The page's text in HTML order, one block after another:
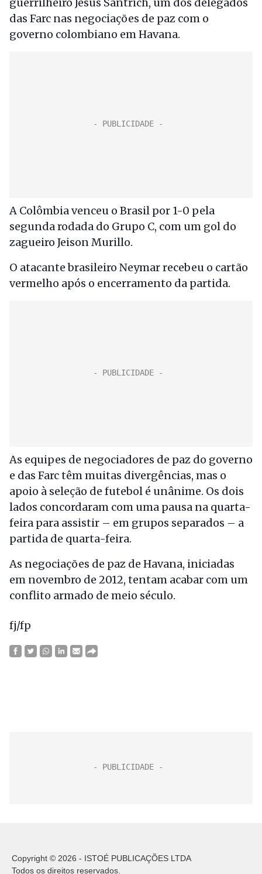
das Farc nas negociações de paz com o
governo colombiano em Havana.
A Colômbia venceu o Brasil por 1-0 pela
segunda rodada do Grupo C, com um gol do
zagueiro Jeison Murillo.
O atacante brasileiro Neymar recebeu o cartão
vermelho após o encerramento da partida.
As equipes de negociadores de paz do governo
e das Farc têm muitas divergências, mas o
apoio à seleção de futebol é unânime. Os dois
lados concordaram com uma pausa na quarta-
feira para assistir – em grupos separados – a
partida de quarta-feira.
As negociações de paz de Havana, iniciadas
em novembro de 2012, tentam acabar com um
conflito armado de meio século.
fj/fp
Copyright © 2026 - ISTOÉ PUBLICAÇÕES LTDA
Todos os direitos reservados.